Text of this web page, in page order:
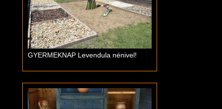
GYERMEKNAP Levendula nénivel!